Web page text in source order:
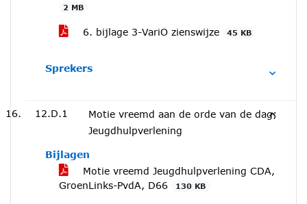
2 MB
6. bijlage 3-VariO zienswijze 45 KB
Sprekers
12.D.1
Motie vreemd aan de orde van de dag;
Jeugdhulpverlening
Bijlagen
Motie vreemd Jeugdhulpverlening CDA,
GroenLinks-PvdA, D66
130 KB